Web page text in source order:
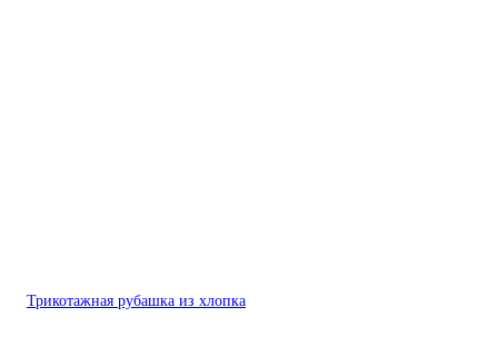
Трикотажная рубашка из хлопка